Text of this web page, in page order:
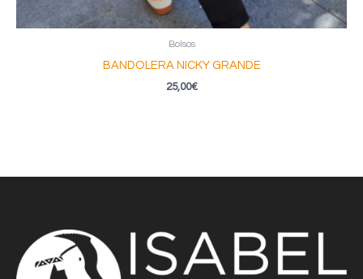
Bolsos
BANDOLERA NICKY GRANDE
25,00€